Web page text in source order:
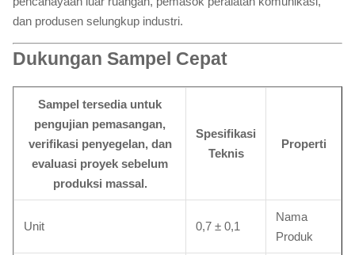
dan produsen selungkup industri.
Dukungan Sampel Cepat
Sampel tersedia untuk
pengujian pemasangan,
verifikasi penyegelan, dan
evaluasi proyek sebelum
produksi massal.
Spesifikasi
Teknis
Properti
Unit 0,7 ± 0,1
Nama
Produk